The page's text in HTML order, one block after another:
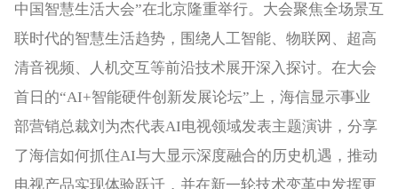
中国智慧生活大会”在北京隆重举行。大会聚焦全场景互
联时代的智慧生活趋势，围绕人工智能、物联网、超高
清音视频、人机交互等前沿技术展开深入探讨。在大会
首日的“AI+智能硬件创新发展论坛”上，海信显示事业
部营销总裁刘为杰代表AI电视领域发表主题演讲，分享
了海信如何抓住AI与大显示深度融合的历史机遇，推动
电视产品实现体验跃迁，并在新一轮技术变革中发挥更